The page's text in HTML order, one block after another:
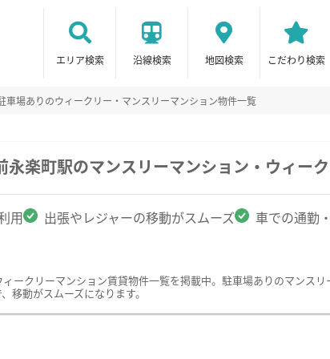
エリア検索 沿線検索 地図検索 こだわり検索
車場ありのウィークリー・マンスリーマンション物件一覧
楽町駅のマンスリーマンション・ウィー
用 出張やレジャーの移動がスムーズ 車での通勤
ークリーマンション賃貸物件一覧を掲載中。駐車場ありのマンス
移動がスムーズになります。